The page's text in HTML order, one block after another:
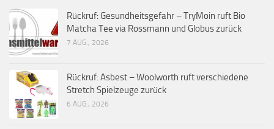
Rückruf: Gesundheitsgefahr – TryMoin ruft Bio
Matcha Tee via Rossmann und Globus zurück
7 AUG., 2026
Rückruf: Asbest – Woolworth ruft verschiedene
Stretch Spielzeuge zurück
6 AUG., 2026